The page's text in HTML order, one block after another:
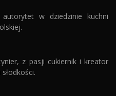
autorytet w dziedzinie kuchni
z pasji cukiernik i kreator